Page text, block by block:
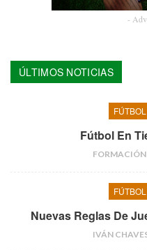
-
ÚLTIMOS NOTICIAS
Fútbol En
Nuevas Reglas De